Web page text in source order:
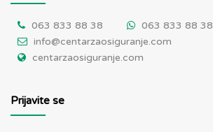
063 833 88 38
063 833 88 38
info@centarzaosiguranje.com
centarzaosiguranje.com
Prijavite se